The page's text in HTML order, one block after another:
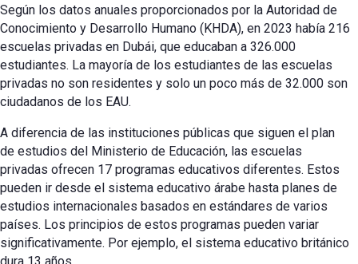
Según los datos anuales proporcionados por la Autoridad de
Conocimiento y Desarrollo Humano (KHDA), en 2023 había 216
escuelas privadas en Dubái, que educaban a 326.000
estudiantes. La mayoría de los estudiantes de las escuelas
privadas no son residentes y solo un poco más de 32.000 son
ciudadanos de los EAU.
A diferencia de las instituciones públicas que siguen el plan
de estudios del Ministerio de Educación, las escuelas
privadas ofrecen 17 programas educativos diferentes. Estos
pueden ir desde el sistema educativo árabe hasta planes de
estudios internacionales basados en estándares de varios
países. Los principios de estos programas pueden variar
significativamente. Por ejemplo, el sistema educativo británico